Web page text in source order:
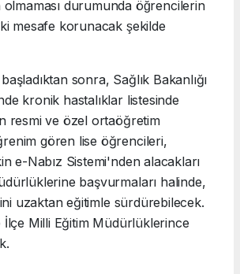
durumunda öğrencilerin
mesafe korunacak şekilde
sonra, Sağlık Bakanlığı
kronik hastalıklar listesinde
resmi ve özel ortaöğretim
gören lise öğrencileri,
e-Nabız Sistemi'nden alacakları
başvurmaları halinde,
uzaktan eğitimle sürdürebilecek.
Milli Eğitim Müdürlüklerince